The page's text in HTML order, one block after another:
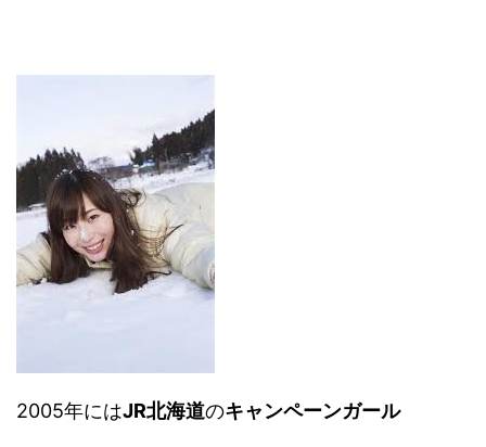
2005年にはJR北海道のキャンペーンガール